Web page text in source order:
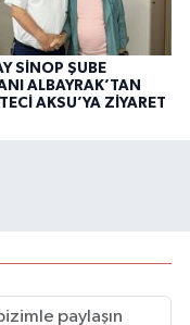
SİNOP ŞUBE
ALBAYRAK’TAN
AKSU’YA ZİYARET